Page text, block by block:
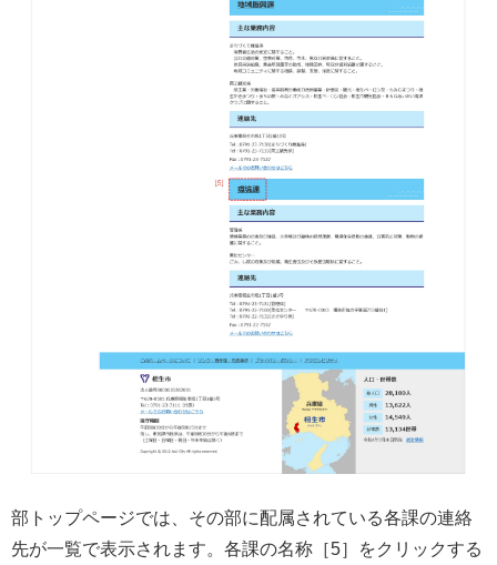
部トップページでは、その部に配属されている各課の連絡
先が一覧で表示されます。各課の名称［5］をクリックする